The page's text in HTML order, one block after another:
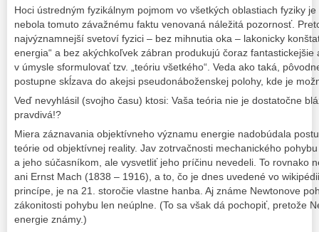
Hoci ústredným fyzikálnym pojmom vo všetkých oblastiach fyziky
nebola tomuto závažnému faktu venovaná náležitá pozornosť.
najvýznamnejší svetoví fyzici – bez mihnutia oka – lakonicky
energia“ a bez akýchkoľvek zábran produkujú čoraz fantastickejšie
v úmysle sformulovať tzv. „teóriu všetkého“. Veda ako taká,
postupne skĺzava do akejsi pseudonáboženskej polohy, kde je
Veď nevyhlásil (svojho času) ktosi: Vaša teória nie je dostatočne
pravdivá!?
Miera záznavania objektívneho významu energie nadobúdala
teórie od objektívnej reality. Jav zotrvačnosti mechanického
a jeho súčasníkom, ale vysvetliť jeho príčinu nevedeli. To rovnako
ani Ernst Mach (1838 – 1916), a to, čo je dnes uvedené vo
princípe, je na 21. storočie vlastne hanba. Aj známe Newtonove
zákonitosti pohybu len neúplne. (To sa však dá pochopiť, pretože
energie známy.)